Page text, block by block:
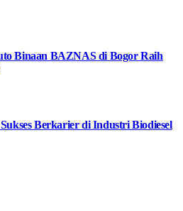
Binaan BAZNAS di Bogor Raih
Berkarier di Industri Biodiesel